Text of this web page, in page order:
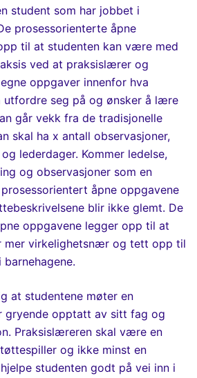
student som har jobbet i
prosessorienterte åpne
til at studenten kan være med
ved at praksislærer og
oppgaver innenfor hva
utfordre seg på og ønsker å lære
går vekk fra de tradisjonelle
skal ha x antall observasjoner,
lederdager. Kommer ledelse,
og observasjoner som en
prosessorientert åpne oppgavene
blir ikke glemt. De
oppgavene legger opp til at
mer virkelighetsnær og tett opp til
at studentene møter en
gryende opptatt av sitt fag og
Praksislæreren skal være en
og ikke minst en
studenten godt på vei inn i